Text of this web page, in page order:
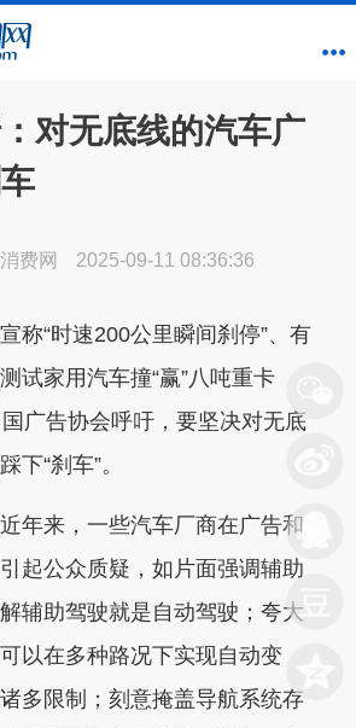
对无底线的汽车广
费网 2025-09-11 08:36:36
“时速200公里瞬间刹停”、有
试家用汽车撞“赢”八吨重卡
广告协会呼吁，要坚决对无底
下“刹车”。
来，一些汽车厂商在广告和
起公众质疑，如片面强调辅助
辅助驾驶就是自动驾驶；夸大
以在多种路况下实现自动变
多限制；刻意掩盖导航系统存